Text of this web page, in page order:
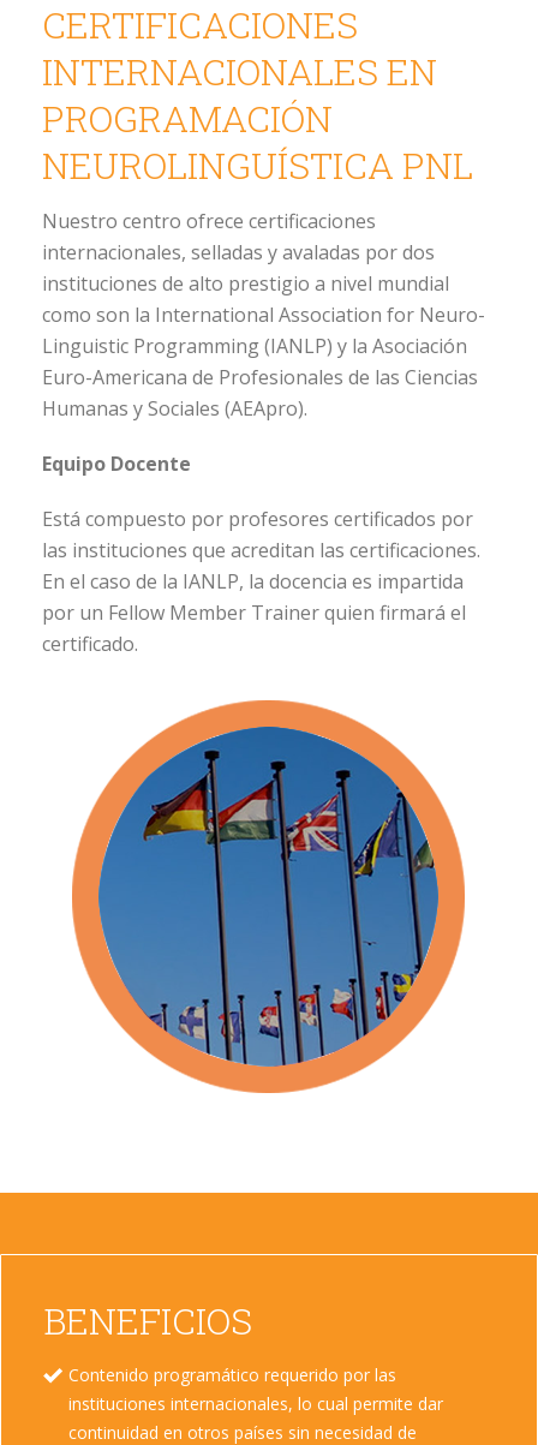
CERTIFICACIONES
INTERNACIONALES EN
PROGRAMACIÓN
NEUROLINGUÍSTICA PNL
Nuestro centro ofrece certificaciones
internacionales, selladas y avaladas por dos
instituciones de alto prestigio a nivel mundial
como son la International Association for Neuro-
Linguistic Programming (IANLP) y la Asociación
Euro-Americana de Profesionales de las Ciencias
Humanas y Sociales (AEApro).
Equipo Docente
Está compuesto por profesores certificados por
las instituciones que acreditan las certificaciones.
En el caso de la IANLP, la docencia es impartida
por un Fellow Member Trainer quien firmará el
certificado.
BENEFICIOS
Contenido programático requerido por las
instituciones internacionales, lo cual permite dar
continuidad en otros países sin necesidad de